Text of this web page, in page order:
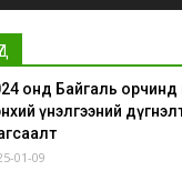
онд Байгаль орчинд
үнэлгээний
01-09